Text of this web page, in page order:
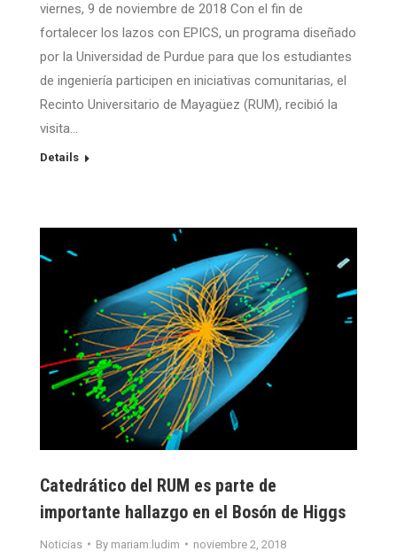
viernes, 9 de noviembre de 2018 Con el fin de
fortalecer los lazos con EPICS, un programa diseñado
por la Universidad de Purdue para que los estudiantes
de ingeniería participen en iniciativas comunitarias, el
Recinto Universitario de Mayagüez (RUM), recibió la
visita…
Details
Catedrático del RUM es parte de
importante hallazgo en el Bosón de Higgs
Noticias By mariam.ludim noviembre 2, 2018